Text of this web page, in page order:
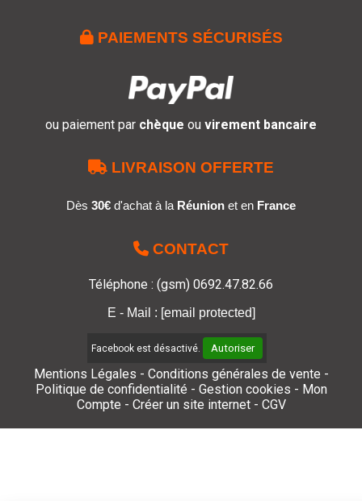
 PAIEMENTS SÉCURISÉS
ou paiement par chèque ou virement bancaire
 LIVRAISON OFFERTE
Dès 30€ d'achat à la Réunion et en France
 CONTACT
Téléphone : (gsm) 0692.47.82.66
E - Mail : [email protected]
Facebook est désactivé. Autoriser
Mentions Légales
Conditions générales de vente
Politique de confidentialité
Gestion cookies
Mon
Compte
Créer un site internet CGV